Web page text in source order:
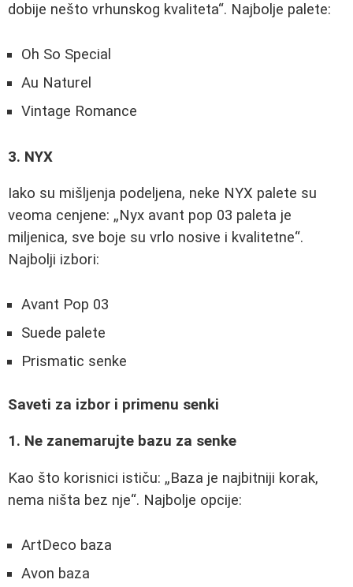
dobije nešto vrhunskog kvaliteta . Najbolje palete:
Oh So Special
Au Naturel
Vintage Romance
3. NYX
Iako su mišljenja podeljena, neke NYX palete su
veoma cenjene:
Nyx avant pop 03 paleta je
miljenica, sve boje su vrlo nosive i kvalitetne .
Najbolji izbori:
Avant Pop 03
Suede palete
Prismatic senke
Saveti za izbor i primenu senki
1. Ne zanemarujte bazu za senke
Kao što korisnici ističu:
Baza je najbitniji korak,
nema ništa bez nje . Najbolje opcije:
ArtDeco baza
Avon baza